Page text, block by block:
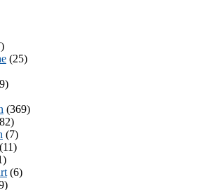
(25)
(369)
(7)
(11)
(6)